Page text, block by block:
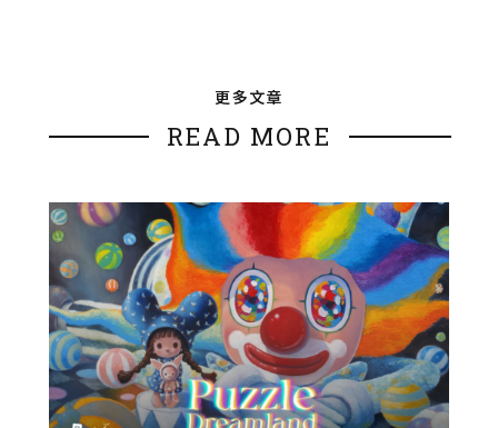
更多文章
READ MORE